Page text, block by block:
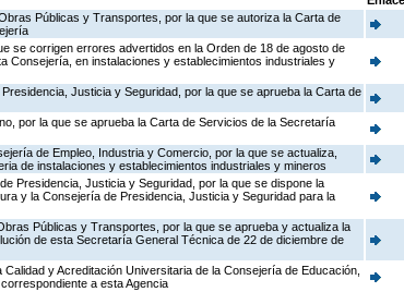
Públicas y Transportes, por la que se autoriza la Carta de
se corrigen errores advertidos en la Orden de 18 de agosto de
Consejería, en instalaciones y establecimientos industriales y
Justicia y Seguridad, por la que se aprueba la Carta de
por la que se aprueba la Carta de Servicios de la Secretaría
de Empleo, Industria y Comercio, por la que se actualiza,
de instalaciones y establecimientos industriales y mineros
Presidencia, Justicia y Seguridad, por la que se dispone la
y la Consejería de Presidencia, Justicia y Seguridad para la
Públicas y Transportes, por la que se aprueba y actualiza la
de esta Secretaría General Técnica de 22 de diciembre de
y Acreditación Universitaria de la Consejería de Educación,
a esta Agencia